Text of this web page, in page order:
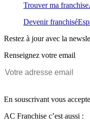
Trouver ma franchise
Devenir franchisé
Restez à jour avec la
Renseignez votre email
En souscrivant vous
AC Franchise c’est aussi :